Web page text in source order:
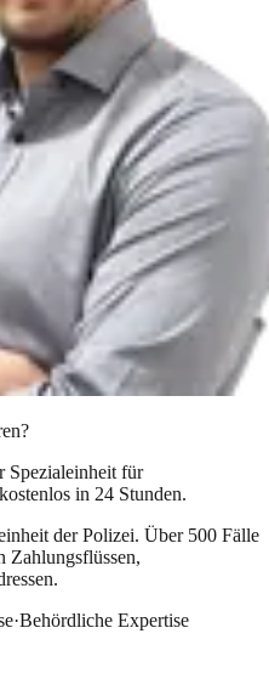
Spezialeinheit für
in 24 Stunden.
der Polizei. Über 500 Fälle
Zahlungsflüssen,
·Behördliche Expertise